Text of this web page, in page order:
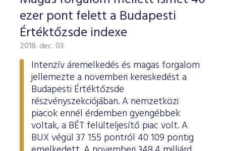
ESG Útmutató
ezer pont felett a Budapesti
Értéktőzsde indexe
2018. dec. 03.
Intenzív áremelkedés és magas forgalom
jellemezte a novemberi kereskedést a
Budapesti Értéktőzsde
részvényszekciójában. A nemzetközi
piacok ennél érdemben gyengébbek
voltak, a BÉT felülteljesítő piac volt. A
BUX végül 37 155 pontról 40 109 pontig